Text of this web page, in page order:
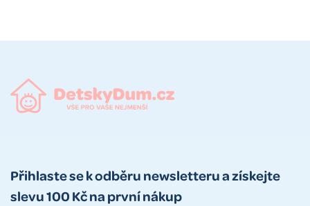
Přihlaste se k odběru newsletteru a získejte
slevu 100 Kč na první nákup